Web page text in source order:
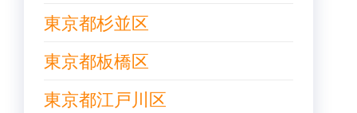
東京都杉並区
東京都板橋区
東京都江戸川区